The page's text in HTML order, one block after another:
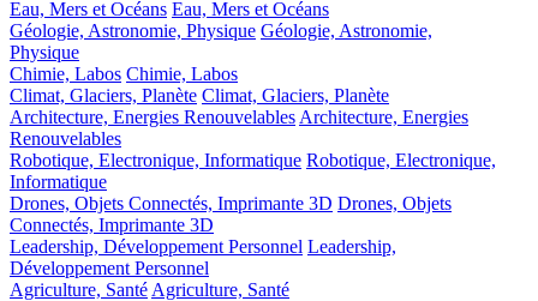
Eau, Mers et Océans Eau, Mers et Océans
Géologie, Astronomie, Physique Géologie, Astronomie,
Physique
Chimie, Labos Chimie, Labos
Climat, Glaciers, Planète Climat, Glaciers, Planète
Architecture, Energies Renouvelables Architecture, Energies
Renouvelables
Robotique, Electronique, Informatique Robotique, Electronique,
Informatique
Drones, Objets Connectés, Imprimante 3D Drones, Objets
Connectés, Imprimante 3D
Leadership, Développement Personnel Leadership,
Développement Personnel
Agriculture, Santé Agriculture, Santé